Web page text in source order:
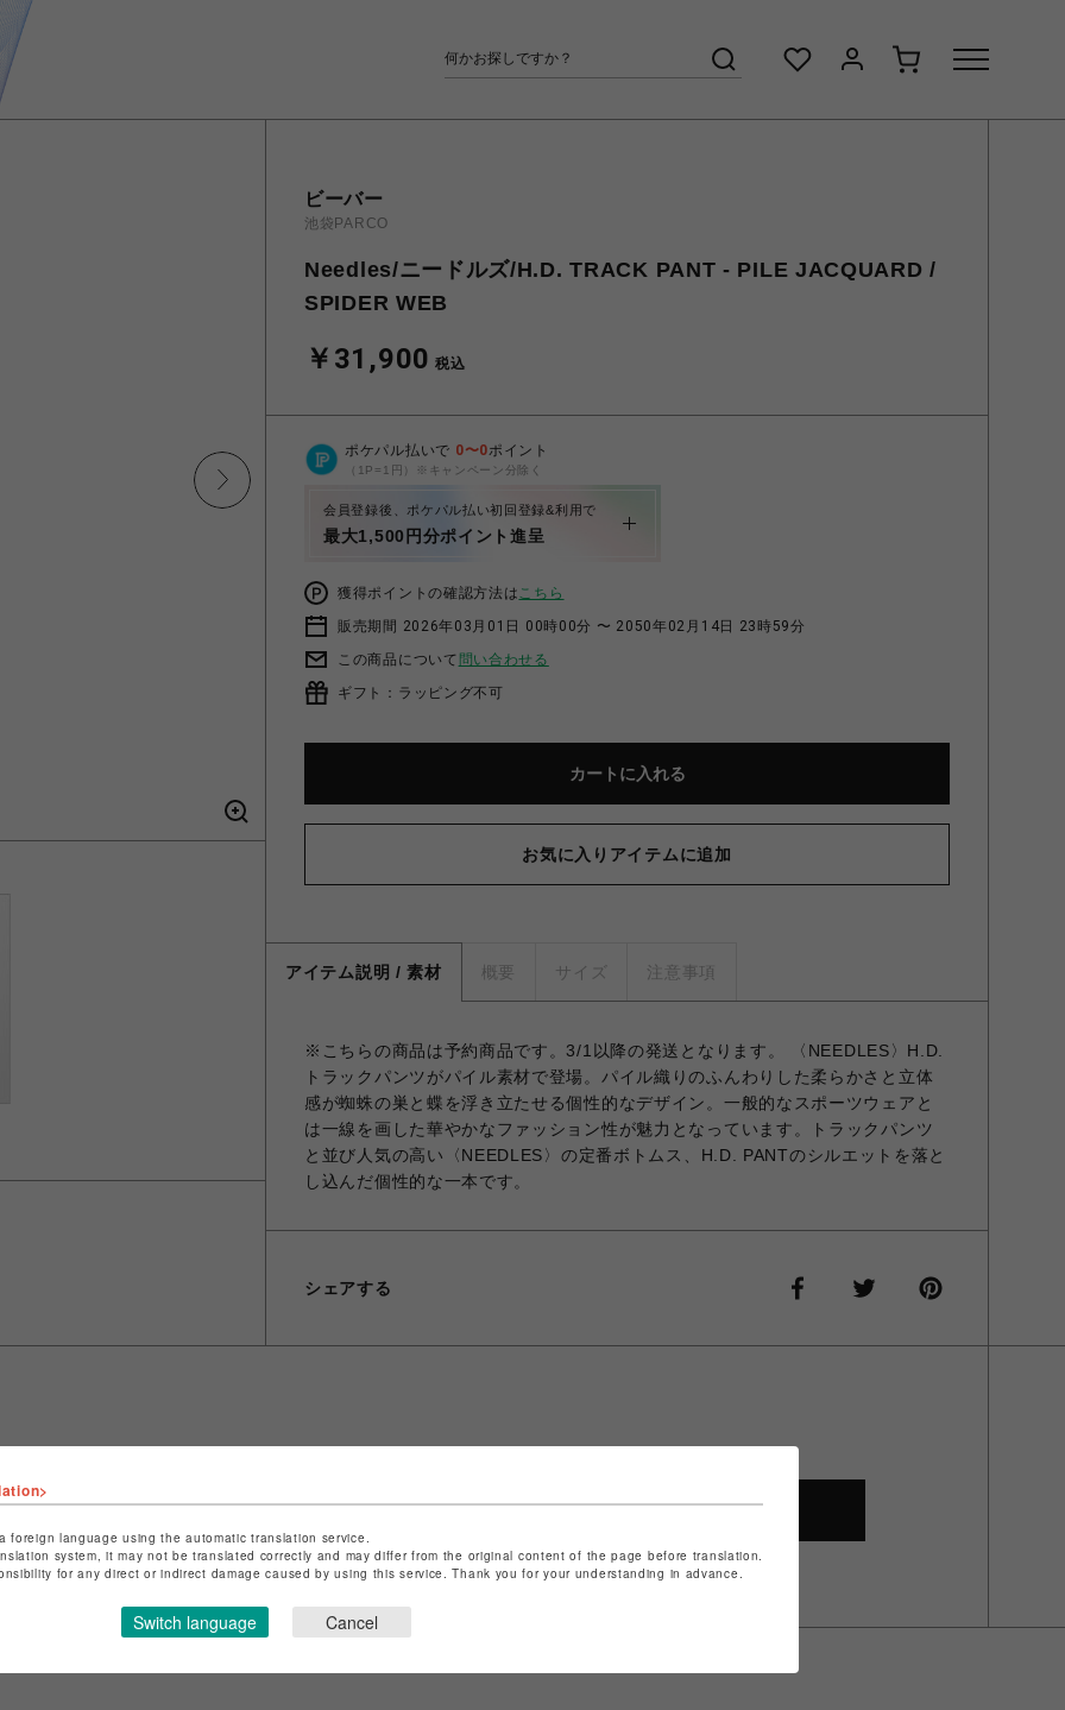
ビーバー
池袋PARCO
Needles/ニードルズ/H.D. TRACK PANT - PILE JACQUARD /
SPIDER WEB
￥31,900 税込
ポケパル払いで 0〜0ポイント
（1P=1円）※キャンペーン分除く
会員登録後、ポケパル払い初回登録&利用で
最大1,500円分ポイント進呈
獲得ポイントの確認方法はこちら
販売期間 2026年03月01日 00時00分 〜 2050年02月14日 23時59分
この商品について 問い合わせる
ギフト：ラッピング不可
カートに入れる
お気に入りアイテムに追加
アイテム説明 / 素材 概要 サイズ 注意事項
※こちらの商品は予約商品です。3/1以降の発送となります。 〈NEEDLES〉H.D.
トラックパンツがパイル素材で登場。パイル織りのふんわりした柔らかさと立体
感が蜘蛛の巣と蝶を浮き立たせる個性的なデザイン。一般的なスポーツウェアと
は一線を画した華やかなファッション性が魅力となっています。トラックパンツ
と並び人気の高い〈NEEDLES〉の定番ボトムス、H.D. PANTのシルエットを落と
し込んだ個性的な一本です。
シェアする
舗名
定商取引法など法令に基づく表記はこちら
ョップお問い合わせはこちら
SHOP TOP
foreign language using the automatic translation service.
system, it may not be translated correctly and may differ from the original content of the page before translation.
for any direct or indirect damage caused by using this service. Thank you for your understanding in advance.
Switch language Cancel